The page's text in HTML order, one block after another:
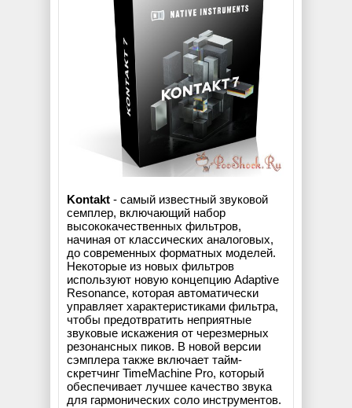
Kontakt - самый известный звуковой
семплер, включающий набор
высококачественных фильтров,
начиная от классических аналоговых,
до современных форматных моделей.
Некоторые из новых фильтров
используют новую концепцию Adaptive
Resonance, которая автоматически
управляет характеристиками фильтра,
чтобы предотвратить неприятные
звуковые искажения от черезмерных
резонансных пиков. В новой версии
сэмплера также включает тайм-
скретчинг TimeMachine Pro, который
обеспечивает лучшее качество звука
для гармонических соло инструментов.